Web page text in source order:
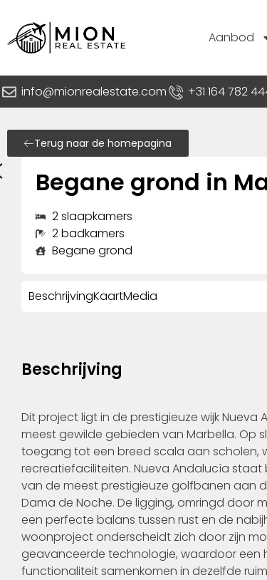
Aanbod
info@mionrealestate.com +31 164 782
Terug naar de homepagina
Begane grond in
2 slaapkamers
2 badkamers
Begane grond
BeschrijvingKaartMedia
Beschrijving
Dit project ligt in de prestigieuze wijk
meest gewilde gebieden van Marbella. Op
toegang tot een breed scala aan scholen,
recreatiefaciliteiten. Nueva Andalucía staat
van de meest prestigieuze golfbanen aan
Dama de Noche. De ligging, omringd door
een perfecte balans tussen rust en de
woonproject onderscheidt zich door zijn
geavanceerde technologie, waardoor
functionaliteit samenkomen in dezelfde